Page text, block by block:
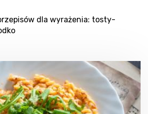
dla wyrażenia: tosty-